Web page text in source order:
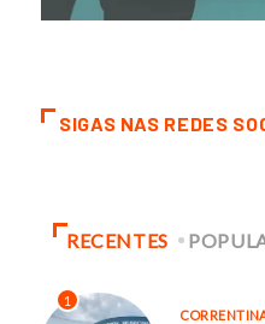
SIGAS NAS REDES
RECENTES
1